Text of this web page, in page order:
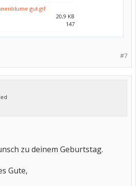
gut.gif
20,9 KB
147
#7
zu deinem Geburtstag.
Gute,